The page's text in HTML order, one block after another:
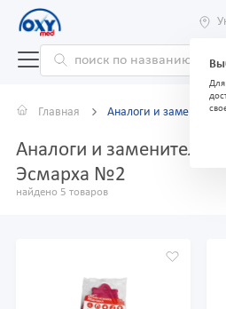
Для
Главная Аналоги и заменители
Аналоги и заменители
Эсмарха №2
найдено 5 товаров